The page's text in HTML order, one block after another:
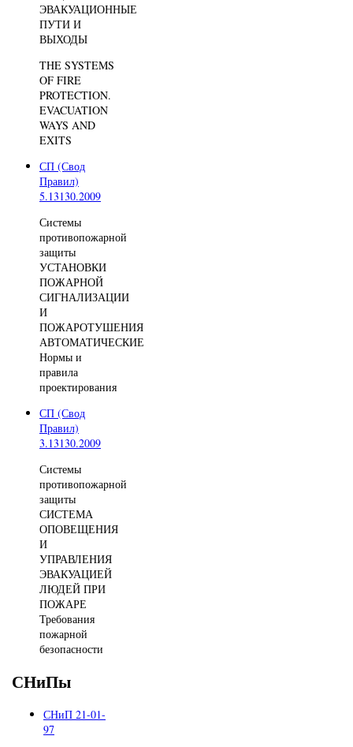
ЭВАКУАЦИОННЫЕ
ПУТИ И
ВЫХОДЫ
THE SYSTEMS
OF FIRE
PROTECTION.
EVACUATION
WAYS AND
EXITS
СП (Свод
Правил)
5.13130.2009
Системы
противопожарной
защиты
УСТАНОВКИ
ПОЖАРНОЙ
СИГНАЛИЗАЦИИ
И
ПОЖАРОТУШЕНИЯ
АВТОМАТИЧЕСКИЕ
Нормы и
правила
проектирования
СП (Свод
Правил)
3.13130.2009
Системы
противопожарной
защиты
СИСТЕМА
ОПОВЕЩЕНИЯ
И
УПРАВЛЕНИЯ
ЭВАКУАЦИЕЙ
ЛЮДЕЙ ПРИ
ПОЖАРЕ
Требования
пожарной
безопасности
СНиПы
СНиП 21-01-
97